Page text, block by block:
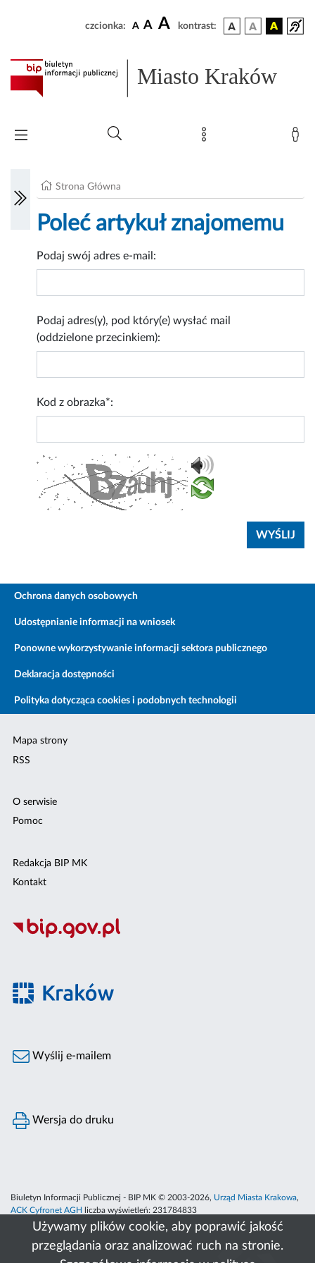
Używamy plików cookie, aby poprawić jakość
przeglądania oraz analizować ruch na stronie.
czcionka: A A A kontrast:
Miasto Kraków
Strona Główna
Poleć artykuł znajomemu
Podaj swój adres e-mail:
Podaj adres(y), pod który(e) wysłać mail
(oddzielone przecinkiem):
Kod z obrazka*:
Ochrona danych osobowych
Udostępnianie informacji na wniosek
Ponowne wykorzystywanie informacji sektora publicznego
Deklaracja dostępności
Polityka dotycząca cookies i podobnych technologii
Mapa strony
RSS
O serwisie
Pomoc
Redakcja BIP MK
Kontakt
Wyślij e-mailem
Wersja do druku
Biuletyn Informacji Publicznej - BIP MK © 2003-2026, Urząd Miasta Krakowa,
ACK Cyfronet AGH
liczba wyświetleń: 231784833